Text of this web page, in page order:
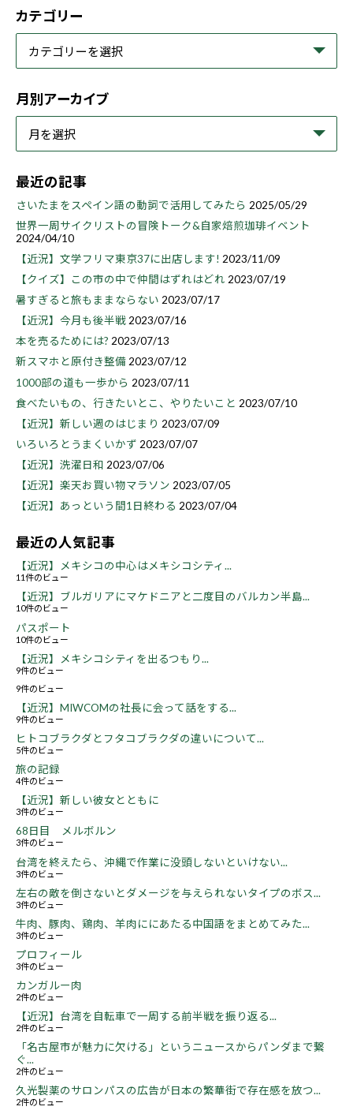
カテゴリー
月別アーカイブ
最近の記事
さいたまをスペイン語の動詞で活用してみたら 2025/05/29
世界一周サイクリストの冒険トーク&自家焙煎珈琲イベント
2024/04/10
【近況】文学フリマ東京37に出店します! 2023/11/09
【クイズ】この市の中で仲間はずれはどれ 2023/07/19
暑すぎると旅もままならない 2023/07/17
【近況】今月も後半戦 2023/07/16
本を売るためには? 2023/07/13
新スマホと原付き整備2023/07/12
1000部の道も一歩から 2023/07/11
食べたいもの、行きたいとこ、やりたいこと 2023/07/10
【近況】新しい週のはじまり 2023/07/09
いろいろとうまくいかず 2023/07/07
【近況】洗濯日和 2023/07/06
【近況】楽天お買い物マラソン 2023/07/05
【近況】あっという間1日終わる 2023/07/04
最近の人気記事
【近況】メキシコの中心はメキシコシティ...
11件のビュー
【近況】ブルガリアにマケドニアと二度目のバルカン半島...
10件のビュー
パスポート
10件のビュー
【近況】メキシコシティを出るつもり...
9件のビュー
9件のビュー
【近況】MIWCOMの社長に会って話をする...
9件のビュー
ヒトコブラクダとフタコブラクダの違いについて...
5件のビュー
旅の記録
4件のビュー
【近況】新しい彼女とともに
3件のビュー
68日目 メルボルン
3件のビュー
台湾を終えたら、沖縄で作業に没頭しないといけない...
3件のビュー
左右の敵を倒さないとダメージを与えられないタイプのボス...
3件のビュー
牛肉、豚肉、鶏肉、羊肉ににあたる中国語をまとめてみた...
3件のビュー
プロフィール
3件のビュー
カンガルー肉
2件のビュー
【近況】台湾を自転車で一周する前半戦を振り返る...
2件のビュー
「名古屋市が魅力に欠ける」というニュースからパンダまで繋
ぐ...
2件のビュー
久光製薬のサロンパスの広告が日本の繁華街で存在感を放つ...
2件のビュー